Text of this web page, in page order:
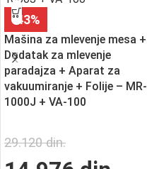
-43%
Mašina za mlevenje mesa +
Dodatak za mlevenje
paradajza + Aparat za
vakuumiranje + Folije – MR-
1000J + VA-100
29.120din.